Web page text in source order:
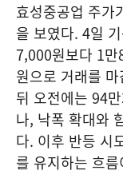
효성중공업 주가
을 보였다. 4일
7,000원보다 1
원으로 거래를
뒤 오전에는 94
나, 낙폭 확대와
다. 이후 반등 시
를 유지하는 흐